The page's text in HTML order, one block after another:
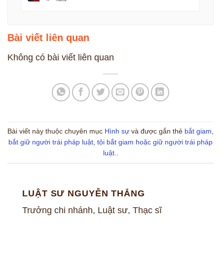
Bài viết liên quan
Không có bài viết liên quan
Bài viết này thuộc chuyên mục Hình sự và được gắn thẻ bắt giam,
bắt giữ người trái pháp luật, tội bắt giam hoặc giữ người trái pháp
luật..
LUẬT SƯ NGUYỄN THẮNG
Trưởng chi nhánh, Luật sư, Thạc sĩ